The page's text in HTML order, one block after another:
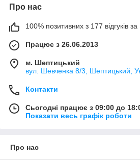
Про нас
100% позитивних з 177 відгуків за
Працює з 26.06.2013
м. Шептицький
вул. Шевченка 8/3, Шептицький,
Контакти
Сьогодні працює з 09:00 до
Показати весь графік роботи
Про нас